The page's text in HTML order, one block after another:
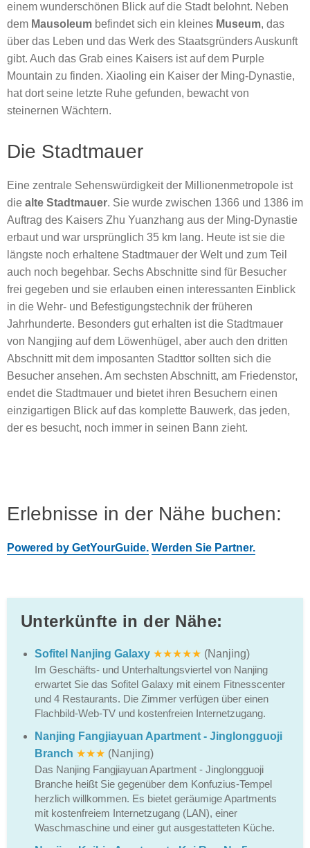
einem wunderschönen Blick auf die Stadt belohnt. Neben
dem Mausoleum befindet sich ein kleines Museum, das
über das Leben und das Werk des Staatsgründers Auskunft
gibt. Auch das Grab eines Kaisers ist auf dem Purple
Mountain zu finden. Xiaoling ein Kaiser der Ming-Dynastie,
hat dort seine letzte Ruhe gefunden, bewacht von
steinernen Wächtern.
Die Stadtmauer
Eine zentrale Sehenswürdigkeit der Millionenmetropole ist
die alte Stadtmauer. Sie wurde zwischen 1366 und 1386 im
Auftrag des Kaisers Zhu Yuanzhang aus der Ming-Dynastie
erbaut und war ursprünglich 35 km lang. Heute ist sie die
längste noch erhaltene Stadtmauer der Welt und zum Teil
auch noch begehbar. Sechs Abschnitte sind für Besucher
frei gegeben und sie erlauben einen interessanten Einblick
in die Wehr- und Befestigungstechnik der früheren
Jahrhunderte. Besonders gut erhalten ist die Stadtmauer
von Nangjing auf dem Löwenhügel, aber auch den dritten
Abschnitt mit dem imposanten Stadttor sollten sich die
Besucher ansehen. Am sechsten Abschnitt, am Friedenstor,
endet die Stadtmauer und bietet ihren Besuchern einen
einzigartigen Blick auf das komplette Bauwerk, das jeden,
der es besucht, noch immer in seinen Bann zieht.
Erlebnisse in der Nähe buchen:
Powered by GetYourGuide. Werden Sie Partner.
Unterkünfte in der Nähe:
Sofitel Nanjing Galaxy ★★★★★ (Nanjing)
Im Geschäfts- und Unterhaltungsviertel von Nanjing
erwartet Sie das Sofitel Galaxy mit einem Fitnesscenter
und 4 Restaurants. Die Zimmer verfügen über einen
Flachbild-Web-TV und kostenfreien Internetzugang.
Nanjing Fangjiayuan Apartment - Jinglongguoji
Branch ★★★ (Nanjing)
Das Nanjing Fangjiayuan Apartment - Jinglongguoji
Branche heißt Sie gegenüber dem Konfuzius-Tempel
herzlich willkommen. Es bietet geräumige Apartments
mit kostenfreiem Internetzugang (LAN), einer
Waschmaschine und einer gut ausgestatteten Küche.